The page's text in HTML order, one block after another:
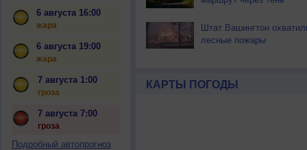
6 августа 16:00
жара
6 августа 19:00
жара
7 августа 1:00
гроза
7 августа 7:00
гроза
Подробный автопрогноз
Штат Вашингтон
лесные пожары
КАРТЫ ПОГОДЫ